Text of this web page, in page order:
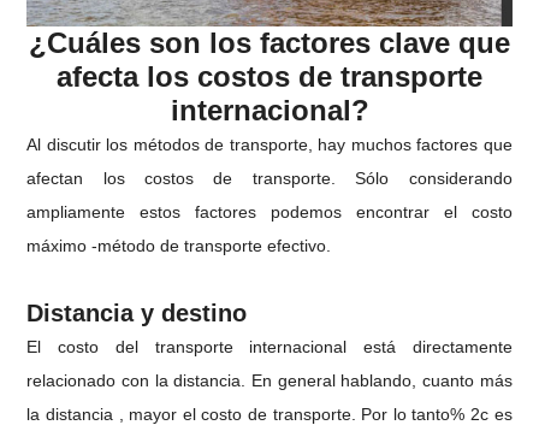
¿Cuáles son los factores clave que
afecta los costos de transporte
internacional?
Al discutir los métodos de transporte, hay muchos factores que
afectan los costos de transporte. Sólo considerando
ampliamente estos factores podemos encontrar el costo
máximo -método de transporte efectivo.
Distancia y destino
El costo del transporte internacional está directamente
relacionado con la distancia. En general hablando, cuanto más
la distancia , mayor el costo de transporte. Por lo tanto% 2c es